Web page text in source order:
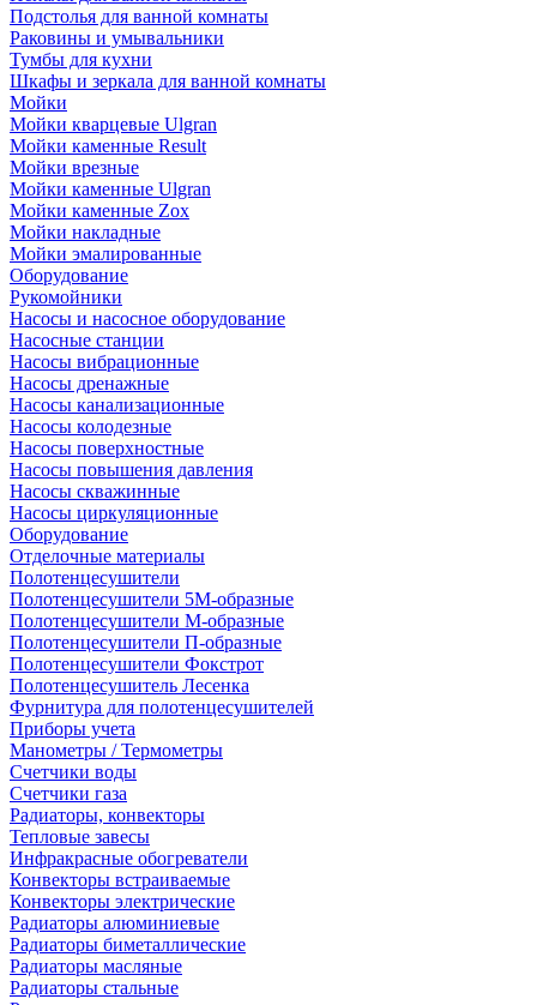
Подстолья для ванной комнаты
Раковины и умывальники
Тумбы для кухни
Шкафы и зеркала для ванной комнаты
Мойки
Мойки кварцевые Ulgran
Мойки каменные Result
Мойки врезные
Мойки каменные Ulgran
Мойки каменные Zox
Мойки накладные
Мойки эмалированные
Оборудование
Рукомойники
Насосы и насосное оборудование
Насосные станции
Насосы вибрационные
Насосы дренажные
Насосы канализационные
Насосы колодезные
Насосы поверхностные
Насосы повышения давления
Насосы скважинные
Насосы циркуляционные
Оборудование
Отделочные материалы
Полотенцесушители
Полотенцесушители 5М-образные
Полотенцесушители М-образные
Полотенцесушители П-образные
Полотенцесушители Фокстрот
Полотенцесушитель Лесенка
Фурнитура для полотенцесушителей
Приборы учета
Манометры / Термометры
Счетчики воды
Счетчики газа
Радиаторы, конвекторы
Тепловые завесы
Инфракрасные обогреватели
Конвекторы встраиваемые
Конвекторы электрические
Радиаторы алюминиевые
Радиаторы биметаллические
Радиаторы масляные
Радиаторы стальные